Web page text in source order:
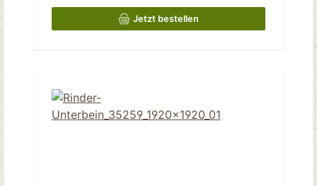
Jetzt bestellen